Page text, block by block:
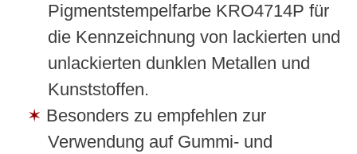
Pigmentstempelfarbe KRO4714P für
die Kennzeichnung von lackierten und
unlackierten dunklen Metallen und
Kunststoffen.
Besonders zu empfehlen zur
Verwendung auf Gummi- und